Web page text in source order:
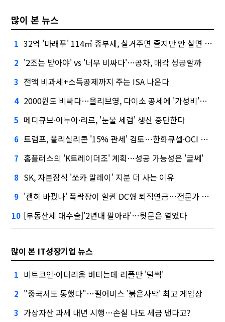
많이 본 뉴스
1 32억 '마래푸' 114㎡ 종부세, 실거주면 줄지만 안 살면 2.5배
2 '2조는 받아야' vs '너무 비싸다'…공차, 매각 성공할까
3 전액 비과세+소득공제까지 주는 ISA 나온다
4 2000원도 비싸다…올리브영, 다이소 공세에 '가성비'로 맞불
5 메디큐브·아누아·리르, '눈물 세럼' 생산 중단한다
6 트럼프, 폴리실리콘 '15% 관세' 검토…한화큐셀·OCI 영향은?
7 홈플러스의 'K트레이더조' 계획…성공 가능성은 '글쎄'
8 SK, 자본잠식 '쏘카 말레이' 지분 더 사는 이유
9 '괜히 바꿨나' 폭락장이 할퀸 DC형 퇴직연금…전문가 조언은
10 [부동산세 대수술]'2년내 팔아라'…뒷문은 열었다
많이 본 IT성장기업 뉴스
1 비트코인·이더리움 버티는데 리플만 '털썩'
2 "중국서도 통했다"…펄어비스 '붉은사막' 최고 게임상
3 가상자산 과세 내년 시행…손실 나도 세금 낸다고?